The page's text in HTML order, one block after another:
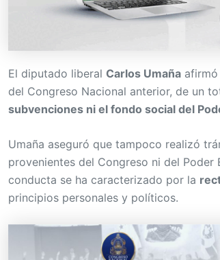
El diputado liberal Carlos Umaña
del Congreso Nacional anterior, de un
subvenciones ni el fondo social del
Umaña aseguró que tampoco realizó
provenientes del Congreso ni del Poder
conducta se ha caracterizado por la
principios personales y políticos.